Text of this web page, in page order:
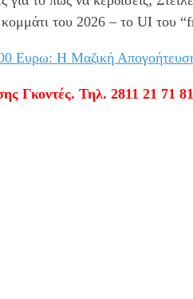
κομμάτι του 2026 – το UI του
Ευρω: Η Μαζική
Γκοντές. Τηλ. 2811 21 71 81